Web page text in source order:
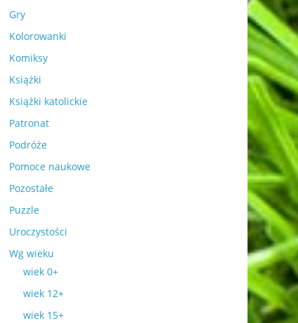
Gry
Kolorowanki
Komiksy
Książki
Książki katolickie
Patronat
Podróże
Pomoce naukowe
Pozostałe
Puzzle
Uroczystości
Wg wieku
wiek 0+
wiek 12+
wiek 15+